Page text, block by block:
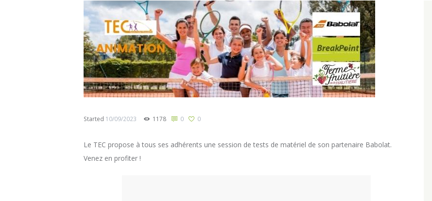
Started 10/09/2023 1178 0 0
Le TEC propose à tous ses adhérents une session de tests de matériel de son partenaire Babolat.
Venez en profiter !